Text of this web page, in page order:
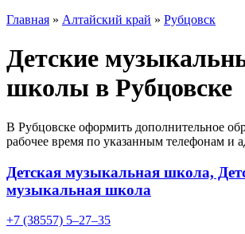
Главная » Алтайский край » Рубцовск
Детские
школы в Рубцовске
В Рубцовске оформить дополнительное
рабочее время по указанным телефонам и
Детская музыкальная школа,
музыкальная школа
+7 (38557) 5‒27‒35